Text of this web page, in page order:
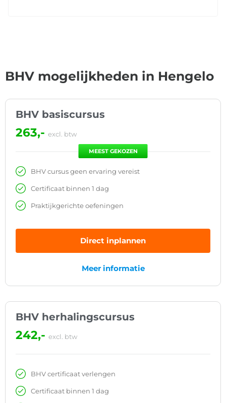
BHV mogelijkheden in Hengelo
BHV basiscursus
263,- excl. btw
MEEST GEKOZEN
BHV cursus geen ervaring vereist
Certificaat binnen 1 dag
Praktijkgerichte oefeningen
Direct inplannen
Meer informatie
BHV herhalingscursus
242,- excl. btw
BHV certificaat verlengen
Certificaat binnen 1 dag